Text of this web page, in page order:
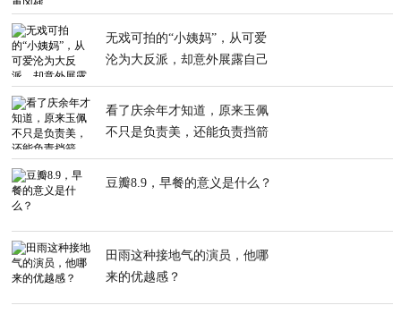
无戏可拍的“小姨妈”，从可爱
沦为大反派，却意外展露自己
看了庆余年才知道，原来玉佩
不只是负责美，还能负责挡箭
豆瓣8.9，早餐的意义是什么？
田雨这种接地气的演员，他哪
来的优越感？